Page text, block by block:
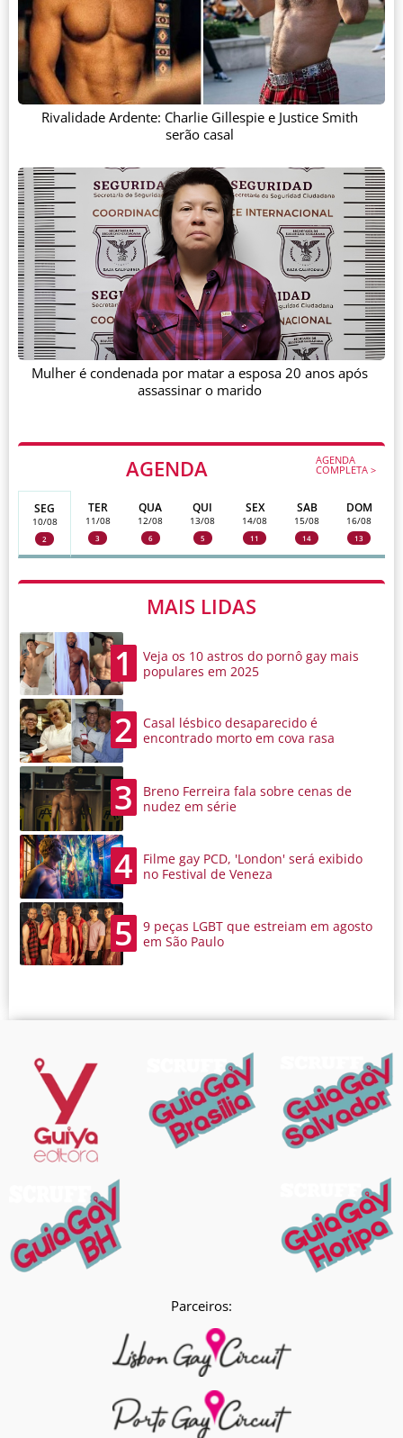
AGENDA AGENDA
COMPLETA >
SEG
10/08
2
TER
11/08
3
QUA
12/08
6
QUI
13/08
5
SEX
14/08
11
SAB
15/08
14
DOM
16/08
13
MAIS LIDAS
1
Veja os 10 astros do pornô gay mais
populares em 2025
2
Casal lésbico desaparecido é
encontrado morto em cova rasa
3
Breno Ferreira fala sobre cenas de
nudez em série
4
Filme gay PCD, 'London' será exibido
no Festival de Veneza
5
9 peças LGBT que estreiam em agosto
em São Paulo
Rivalidade Ardente: Charlie Gillespie e Justice Smith
serão casal
Mulher é condenada por matar a esposa 20 anos após
assassinar o marido
Parceiros: